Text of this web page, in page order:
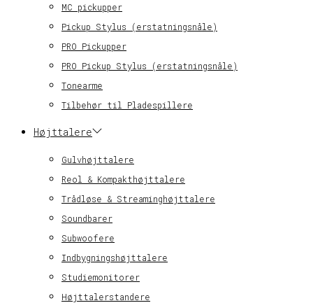
MC pickupper
Pickup Stylus (erstatningsnåle)
PRO Pickupper
PRO Pickup Stylus (erstatningsnåle)
Tonearme
Tilbehør til Pladespillere
Højttalere
Gulvhøjttalere
Reol & Kompakthøjttalere
Trådløse & Streaminghøjttalere
Soundbarer
Subwoofere
Indbygningshøjttalere
Studiemonitorer
Højttalerstandere